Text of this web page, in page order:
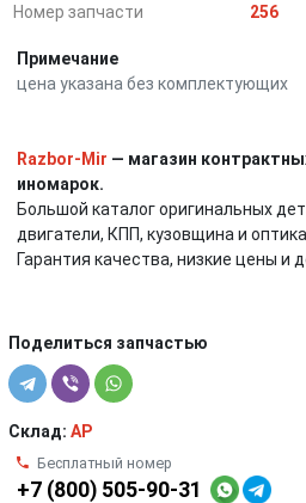
Номер запчасти
256
Примечание
цена указана без комплектующих
Razbor-Mir — магазин
иномарок.
Большой каталог оригинальных
двигатели, КПП, кузовщина и оптика.
Гарантия качества, низкие цены и
Поделиться запчастью
Склад: AP
Бесплатный номер
+7 (800) 505-90-31